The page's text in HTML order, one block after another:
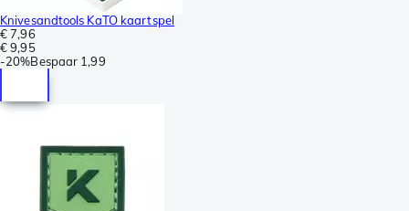
Knivesandtools KaTO kaartspel
€ 7,96
€ 9,95
-20%Bespaar 1,99